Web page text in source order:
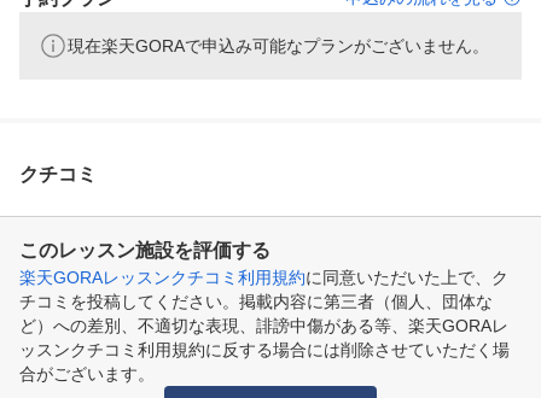
現在楽天GORAで申込み可能なプランがございません。
クチコミ
このレッスン施設を評価する
楽天GORAレッスンクチコミ利用規約に同意いただいた上で、ク
チコミを投稿してください。掲載内容に第三者（個人、団体な
ど）への差別、不適切な表現、誹謗中傷がある等、楽天GORAレ
ッスンクチコミ利用規約に反する場合には削除させていただく場
合がございます。